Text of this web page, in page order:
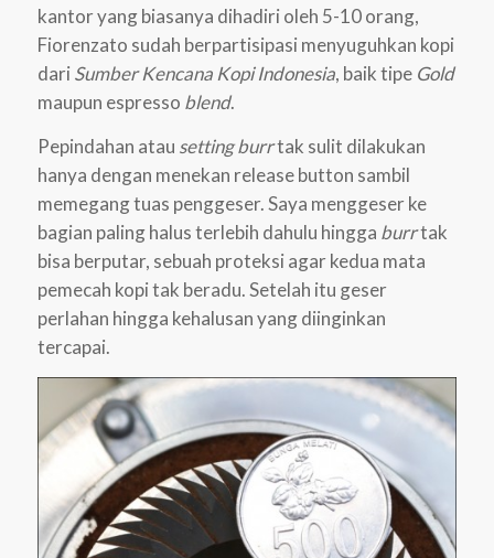
kantor yang biasanya dihadiri oleh 5-10 orang,
Fiorenzato sudah berpartisipasi menyuguhkan kopi
dari Sumber Kencana Kopi Indonesia, baik tipe Gold
maupun espresso blend.
Pepindahan atau setting burrtak sulit dilakukan
hanya dengan menekan release button sambil
memegang tuas penggeser. Saya menggeser ke
bagian paling halus terlebih dahulu hingga burrtak
bisa berputar, sebuah proteksi agar kedua mata
pemecah kopi tak beradu. Setelah itu geser
perlahan hingga kehalusan yang diinginkan
tercapai.